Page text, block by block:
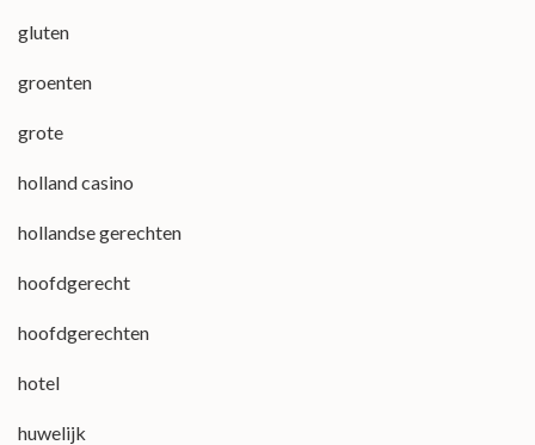
gluten
groenten
grote
holland casino
hollandse gerechten
hoofdgerecht
hoofdgerechten
hotel
huwelijk